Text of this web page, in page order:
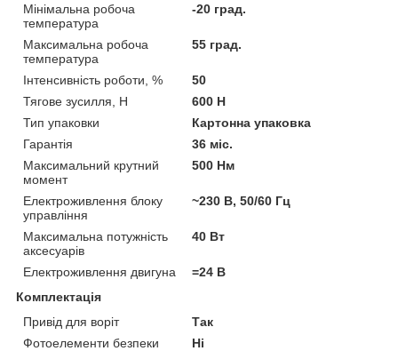
Мінімальна робоча
температура
-20 град.
Максимальна робоча
температура
55 град.
Інтенсивність роботи, %
50
Тягове зусилля, Н
600 Н
Тип упаковки
Картонна упаковка
Гарантія
36 міс.
Максимальний крутний
момент
500 Нм
Електроживлення блоку
управління
~230 В, 50/60 Гц
Максимальна потужність
аксесуарів
40 Вт
Електроживлення двигуна
=24 В
Комплектація
Привід для воріт
Так
Фотоелементи безпеки
Ні